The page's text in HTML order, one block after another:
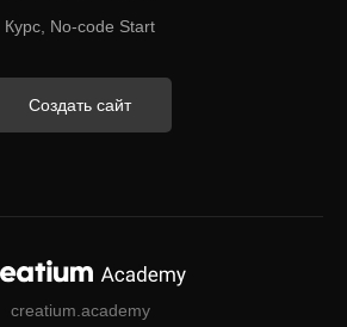
Курс, No-code Start
Создать сайт
creatium.academy